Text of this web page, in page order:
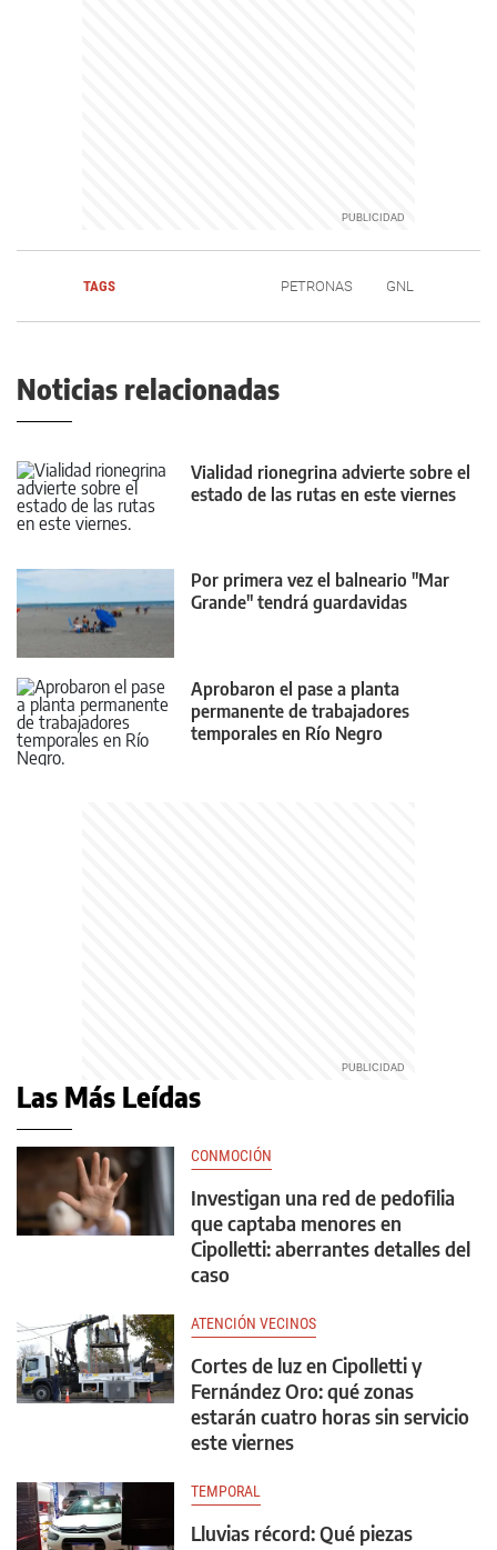
TAGS PETRONAS GNL
Noticias relacionadas
Vialidad rionegrina advierte sobre el
estado de las rutas en este viernes
Por primera vez el balneario "Mar
Grande" tendrá guardavidas
Aprobaron el pase a planta
permanente de trabajadores
temporales en Río Negro
Las Más Leídas
CONMOCIÓN
Investigan una red de pedofilia
que captaba menores en
Cipolletti: aberrantes detalles del
caso
ATENCIÓN VECINOS
Cortes de luz en Cipolletti y
Fernández Oro: qué zonas
estarán cuatro horas sin servicio
este viernes
TEMPORAL
Lluvias récord: Qué piezas